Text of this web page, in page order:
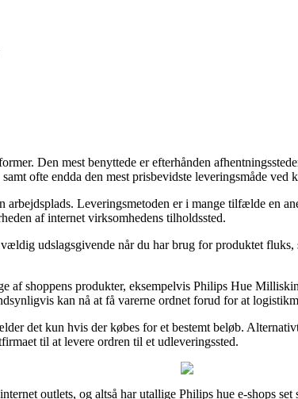
Den mest benyttede er efterhånden
ofte endda den mest prisbevidste leveringsmåde
Leveringsmetoden er i mange tilfælde en
af internet virksomhedens tilholdssted.
udslagsgivende når du har brug for produktet fluks,
af shoppens produkter, eksempelvis Philips Hue
kan nå at få varerne ordnet forud for at
det kun hvis der købes for et bestemt beløb.
til at levere ordren til et udleveringssted.
outlets, og altså har utallige Philips hue e-shops